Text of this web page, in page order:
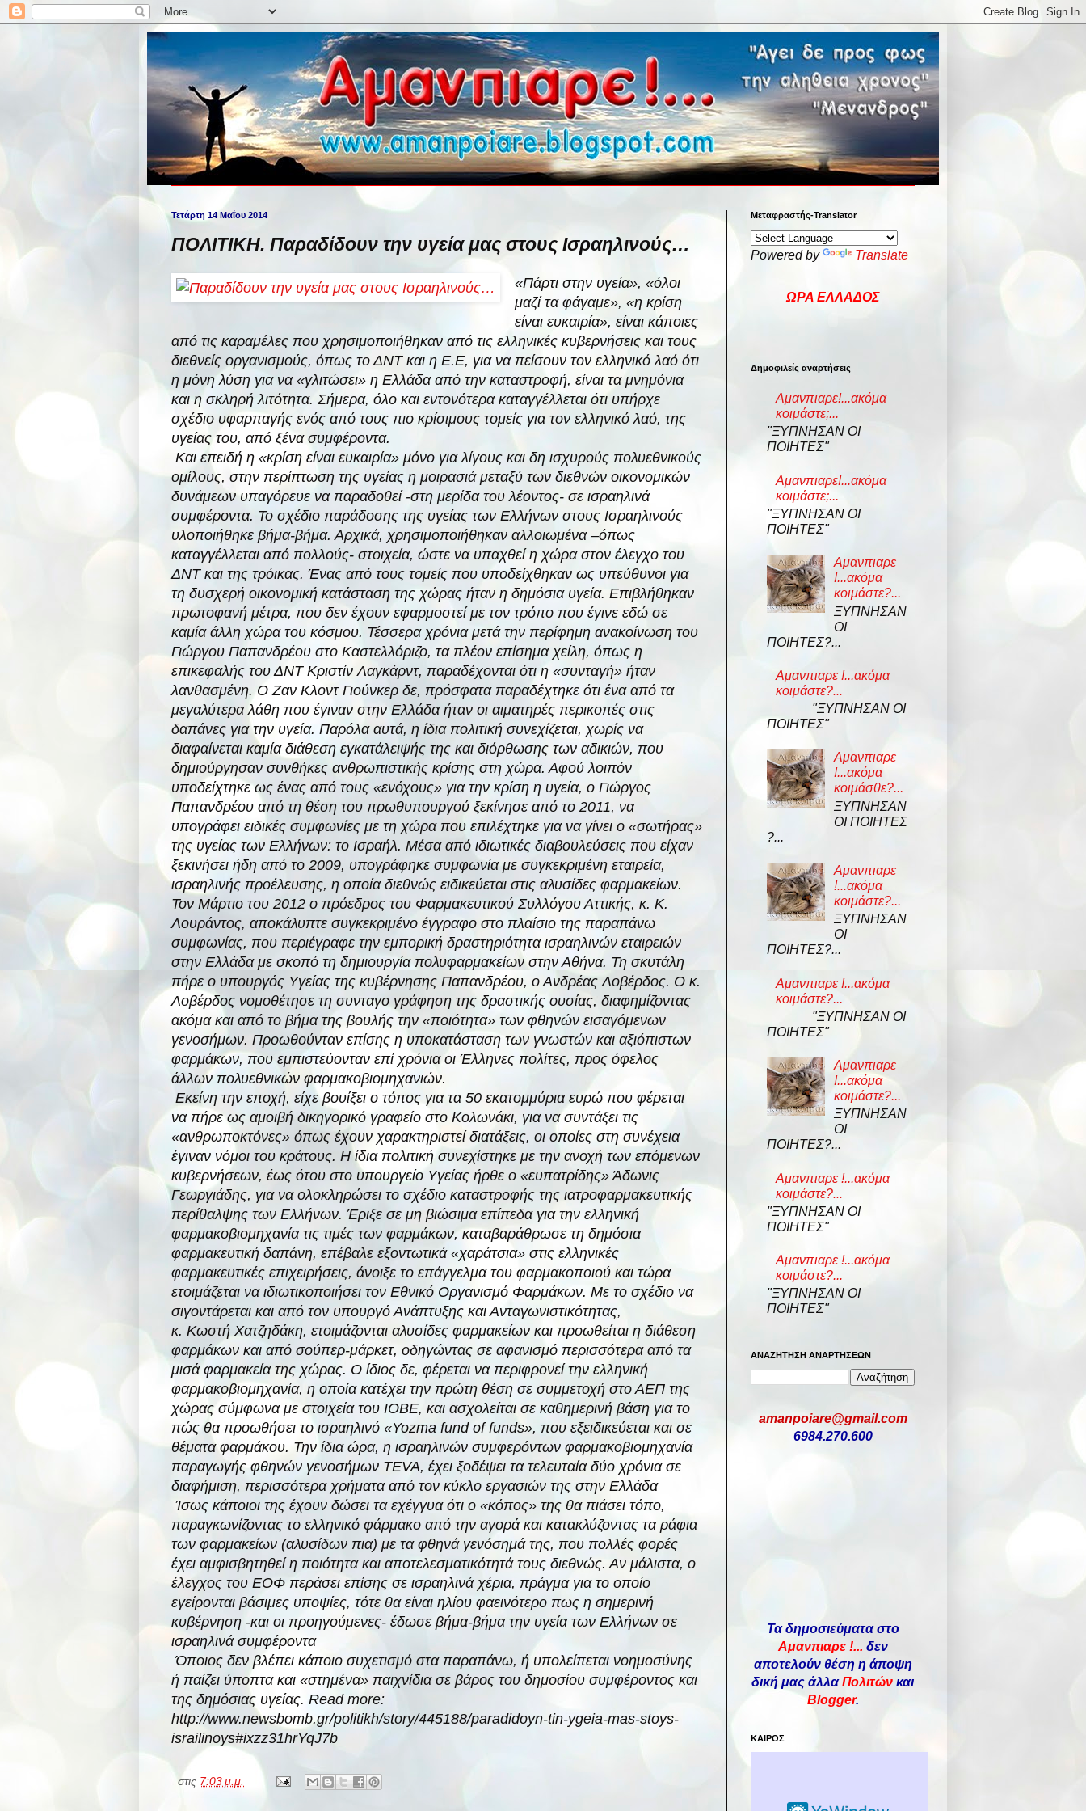
Τετάρτη 14 Μαΐου 2014
ΠΟΛΙΤΙΚΗ. Παραδίδουν την υγεία μας στους Ισραηλινούς…
«Πάρτι στην υγεία», «όλοι
μαζί τα φάγαμε», «η κρίση
είναι ευκαιρία», είναι κάποιες
από τις καραμέλες που χρησιμοποιήθηκαν από τις ελληνικές κυβερνήσεις και τους
διεθνείς οργανισμούς, όπως το ΔΝΤ και η Ε.Ε, για να πείσουν τον ελληνικό λαό ότι
η μόνη λύση για να «γλιτώσει» η Ελλάδα από την καταστροφή, είναι τα μνημόνια
και η σκληρή λιτότητα. Σήμερα, όλο και εντονότερα καταγγέλλεται ότι υπήρχε
σχέδιο υφαρπαγής ενός από τους πιο κρίσιμους τομείς για τον ελληνικό λαό, της
υγείας του, από ξένα συμφέροντα.
Και επειδή η «κρίση είναι ευκαιρία» μόνο για λίγους και δη ισχυρούς πολυεθνικούς
ομίλους, στην περίπτωση της υγείας η μοιρασιά μεταξύ των διεθνών οικονομικών
δυνάμεων υπαγόρευε να παραδοθεί -στη μερίδα του λέοντος- σε ισραηλινά
συμφέροντα. Το σχέδιο παράδοσης της υγείας των Ελλήνων στους Ισραηλινούς
υλοποιήθηκε βήμα-βήμα. Αρχικά, χρησιμοποιήθηκαν αλλοιωμένα –όπως
καταγγέλλεται από πολλούς- στοιχεία, ώστε να υπαχθεί η χώρα στον έλεγχο του
ΔΝΤ και της τρόικας. Ένας από τους τομείς που υποδείχθηκαν ως υπεύθυνοι για
τη δυσχερή οικονομική κατάσταση της χώρας ήταν η δημόσια υγεία. Επιβλήθηκαν
πρωτοφανή μέτρα, που δεν έχουν εφαρμοστεί με τον τρόπο που έγινε εδώ σε
καμία άλλη χώρα του κόσμου. Τέσσερα χρόνια μετά την περίφημη ανακοίνωση του
Γιώργου Παπανδρέου στο Καστελλόριζο, τα πλέον επίσημα χείλη, όπως η
επικεφαλής του ΔΝΤ Κριστίν Λαγκάρντ, παραδέχονται ότι η «συνταγή» ήταν
λανθασμένη. Ο Ζαν Κλοντ Γιούνκερ δε, πρόσφατα παραδέχτηκε ότι ένα από τα
μεγαλύτερα λάθη που έγιναν στην Ελλάδα ήταν οι αιματηρές περικοπές στις
δαπάνες για την υγεία. Παρόλα αυτά, η ίδια πολιτική συνεχίζεται, χωρίς να
διαφαίνεται καμία διάθεση εγκατάλειψής της και διόρθωσης των αδικιών, που
δημιούργησαν συνθήκες ανθρωπιστικής κρίσης στη χώρα. Αφού λοιπόν
υποδείχτηκε ως ένας από τους «ενόχους» για την κρίση η υγεία, ο Γιώργος
Παπανδρέου από τη θέση του πρωθυπουργού ξεκίνησε από το 2011, να
υπογράφει ειδικές συμφωνίες με τη χώρα που επιλέχτηκε για να γίνει ο «σωτήρας»
της υγείας των Ελλήνων: το Ισραήλ. Μέσα από ιδιωτικές διαβουλεύσεις που είχαν
ξεκινήσει ήδη από το 2009, υπογράφηκε συμφωνία με συγκεκριμένη εταιρεία,
ισραηλινής προέλευσης, η οποία διεθνώς ειδικεύεται στις αλυσίδες φαρμακείων.
Τον Μάρτιο του 2012 ο πρόεδρος του Φαρμακευτικού Συλλόγου Αττικής, κ. Κ.
Λουράντος, αποκάλυπτε συγκεκριμένο έγγραφο στο πλαίσιο της παραπάνω
συμφωνίας, που περιέγραφε την εμπορική δραστηριότητα ισραηλινών εταιρειών
στην Ελλάδα με σκοπό τη δημιουργία πολυφαρμακείων στην Αθήνα. Τη σκυτάλη
πήρε ο υπουργός Υγείας της κυβέρνησης Παπανδρέου, ο Ανδρέας Λοβέρδος. Ο κ.
Λοβέρδος νομοθέτησε τη συνταγο γράφηση της δραστικής ουσίας, διαφημίζοντας
ακόμα και από το βήμα της βουλής την «ποιότητα» των φθηνών εισαγόμενων
γενοσήμων. Προωθούνταν επίσης η υποκατάσταση των γνωστών και αξιόπιστων
φαρμάκων, που εμπιστεύονταν επί χρόνια οι Έλληνες πολίτες, προς όφελος
άλλων πολυεθνικών φαρμακοβιομηχανιών.
Εκείνη την εποχή, είχε βουίξει ο τόπος για τα 50 εκατομμύρια ευρώ που φέρεται
να πήρε ως αμοιβή δικηγορικό γραφείο στο Κολωνάκι, για να συντάξει τις
«ανθρωποκτόνες» όπως έχουν χαρακτηριστεί διατάξεις, οι οποίες στη συνέχεια
έγιναν νόμοι του κράτους. Η ίδια πολιτική συνεχίστηκε με την ανοχή των επόμενων
κυβερνήσεων, έως ότου στο υπουργείο Υγείας ήρθε ο «ευπατρίδης» Άδωνις
Γεωργιάδης, για να ολοκληρώσει το σχέδιο καταστροφής της ιατροφαρμακευτικής
περίθαλψης των Ελλήνων. Έριξε σε μη βιώσιμα επίπεδα για την ελληνική
φαρμακοβιομηχανία τις τιμές των φαρμάκων, καταβαράθρωσε τη δημόσια
φαρμακευτική δαπάνη, επέβαλε εξοντωτικά «χαράτσια» στις ελληνικές
φαρμακευτικές επιχειρήσεις, άνοιξε το επάγγελμα του φαρμακοποιού και τώρα
ετοιμάζεται να ιδιωτικοποιήσει τον Εθνικό Οργανισμό Φαρμάκων. Με το σχέδιο να
σιγοντάρεται και από τον υπουργό Ανάπτυξης και Ανταγωνιστικότητας,
κ. Κωστή Χατζηδάκη, ετοιμάζονται αλυσίδες φαρμακείων και προωθείται η διάθεση
φαρμάκων και από σούπερ-μάρκετ, οδηγώντας σε αφανισμό περισσότερα από τα
μισά φαρμακεία της χώρας. Ο ίδιος δε, φέρεται να περιφρονεί την ελληνική
φαρμακοβιομηχανία, η οποία κατέχει την πρώτη θέση σε συμμετοχή στο ΑΕΠ της
χώρας σύμφωνα με στοιχεία του ΙΟΒΕ, και ασχολείται σε καθημερινή βάση για το
πώς θα προωθήσει το ισραηλινό «Yozma fund of funds», που εξειδικεύεται και σε
θέματα φαρμάκου. Την ίδια ώρα, η ισραηλινών συμφερόντων φαρμακοβιομηχανία
παραγωγής φθηνών γενοσήμων TEVA, έχει ξοδέψει τα τελευταία δύο χρόνια σε
διαφήμιση, περισσότερα χρήματα από τον κύκλο εργασιών της στην Ελλάδα
Ίσως κάποιοι της έχουν δώσει τα εχέγγυα ότι ο «κόπος» της θα πιάσει τόπο,
παραγκωνίζοντας το ελληνικό φάρμακο από την αγορά και κατακλύζοντας τα ράφια
των φαρμακείων (αλυσίδων πια) με τα φθηνά γενόσημά της, που πολλές φορές
έχει αμφισβητηθεί η ποιότητα και αποτελεσματικότητά τους διεθνώς. Αν μάλιστα, ο
έλεγχος του ΕΟΦ περάσει επίσης σε ισραηλινά χέρια, πράγμα για το οποίο
εγείρονται βάσιμες υποψίες, τότε θα είναι ηλίου φαεινότερο πως η σημερινή
κυβέρνηση -και οι προηγούμενες- έδωσε βήμα-βήμα την υγεία των Ελλήνων σε
ισραηλινά συμφέροντα
Όποιος δεν βλέπει κάποιο συχετισμό στα παραπάνω, ή υπολείπεται νοημοσύνης
ή παίζει ύποπτα και «στημένα» παιχνίδια σε βάρος του δημοσίου συμφέροντος και
της δημόσιας υγείας. Read more:
http://www.newsbomb.gr/politikh/story/445188/paradidoyn-tin-ygeia-mas-stoys-
israilinoys#ixzz31hrYqJ7b
στις 7:03 μ.μ.
Μεταφραστής-Translator
Powered by Translate
ΩΡΑ ΕΛΛΑΔΟΣ
Δημοφιλείς αναρτήσεις
Αμανπιαρε!...ακόμα
κοιμάστε;...
"ΞΥΠΝΗΣΑΝ ΟΙ
ΠΟΙΗΤΕΣ"
Αμανπιαρε!...ακόμα
κοιμάστε;...
"ΞΥΠΝΗΣΑΝ ΟΙ
ΠΟΙΗΤΕΣ"
Αμανπιαρε
!...ακόμα
κοιμάστε?...
ΞΥΠΝΗΣΑΝ
ΟΙ
ΠΟΙΗΤΕΣ?...
Αμανπιαρε !...ακόμα
κοιμάστε?...
"ΞΥΠΝΗΣΑΝ ΟΙ
ΠΟΙΗΤΕΣ"
Αμανπιαρε
!...ακόμα
κοιμάσθε?...
ΞΥΠΝΗΣΑΝ
ΟΙ ΠΟΙΗΤΕΣ
?...
Αμανπιαρε
!...ακόμα
κοιμάστε?...
ΞΥΠΝΗΣΑΝ
ΟΙ
ΠΟΙΗΤΕΣ?...
Αμανπιαρε !...ακόμα
κοιμάστε?...
"ΞΥΠΝΗΣΑΝ ΟΙ
ΠΟΙΗΤΕΣ"
Αμανπιαρε
!...ακόμα
κοιμάστε?...
ΞΥΠΝΗΣΑΝ
ΟΙ
ΠΟΙΗΤΕΣ?...
Αμανπιαρε !...ακόμα
κοιμάστε?...
"ΞΥΠΝΗΣΑΝ ΟΙ
ΠΟΙΗΤΕΣ"
Αμανπιαρε !...ακόμα
κοιμάστε?...
"ΞΥΠΝΗΣΑΝ ΟΙ
ΠΟΙΗΤΕΣ"
ΑΝΑΖΗΤΗΣΗ ΑΝΑΡΤΗΣΕΩΝ
amanpoiare@gmail.com
6984.270.600
Τα δημοσιεύματα στο
Αμανπιαρε !... δεν
αποτελούν θέση η άποψη
δική μας άλλα Πολιτών και
Blogger.
ΚΑΙΡΟΣ